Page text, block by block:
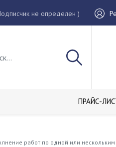
не определен )
ПРАЙС-
работ по одной или